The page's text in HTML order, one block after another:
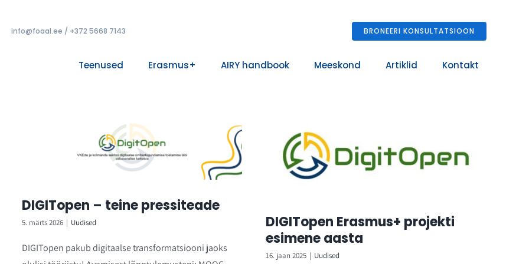
info@foaal.ee / +372 5668 7143 BRONEERI KONSULTATSIOON
Teenused Erasmus+ AIRY handbook Meeskond Artiklid Kontakt
DIGITopen – teine pressiteade
5. märts 2026 | Uudised
DIGITopen pakub digitaalse transformatsiooni jaoks
DIGITopen Erasmus+ projekti
esimene aasta
16. jaan 2025 | Uudised